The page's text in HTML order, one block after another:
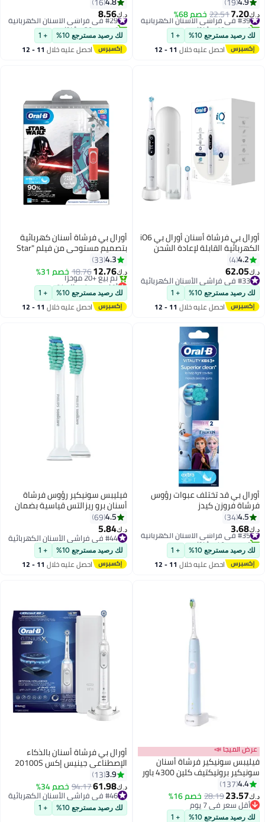
أسنان لتبييض الأسنان
د.ك‏7.20
22.51خصم 68% #39 في فراشي الأسنان الكهربائية
تم بيع +10 مؤخرًا
#39 في فراشي الأسنان الكهربائية
لك رصيد مسترجع 10% + 1
احصل عليه خلال 11 - 12
د.ك‏8.56
#29 في فراشي الأسنان الكهربائية
تم بيع +20 مؤخرًا
#29 في فراشي الأسنان الكهربائية
لك رصيد مسترجع 10% + 1
احصل عليه خلال 11 - 12
أورال بي فرشاة أسنان أورال بي iO6
الكهربائية القابلة لإعادة الشحن
الإصدار 6N، مصممة بتقنية الذكاء
الاصطناعي والتحكم الأمثل في
الضغط وواجهة LED واتصال بلوتوث
و5 أوضاع تشغيل – أبيض
4.2
4
د.ك‏62.05
#33 في فراشي الأسنان الكهربائية
#33 في فراشي الأسنان الكهربائية
لك رصيد مسترجع 10% + 1
احصل عليه خلال 11 - 12
أورال بي فرشاة أسنان كهربائية
بتصميم مستوحى من فيلم "Star
Wars" مع حقيبة للسفر أحمر
4.3
33
د.ك‏12.76
18.76خصم 31%
أقل سعر في السنة
باقي 1 وحدات في المخزون
تم بيع +20 مؤخرًا
أقل سعر في السنة
لك رصيد مسترجع 10% + 1
احصل عليه خلال 11 - 12
أورال بي قد تختلف عبوات رؤوس
فرشاة فروزن كيدز
4.5
34
د.ك‏3.68
#35 في فراشي الأسنان الكهربائية
تم بيع +40 مؤخرًا
#35 في فراشي الأسنان الكهربائية
لك رصيد مسترجع 10% + 1
احصل عليه خلال 11 - 12
فيليبس سونيكير رؤوس فرشاة
أسنان برو ريزالتس قياسية بضمان
سنتين
4.5
69
د.ك‏5.84
#44 في فراشي الأسنان الكهربائية
#44 في فراشي الأسنان الكهربائية
لك رصيد مسترجع 10% + 1
احصل عليه خلال 11 - 12
عرض الميجا 📣
فيليبس سونيكير فرشاة أسنان
سونيكير بروتيكتيف كلين 4300 باور
باللون الأزرق أزرق
4.4
137
د.ك‏23.57
28.19خصم 16%
أقل سعر في 7 يوم
أقل سعر في 7 يوم
لك رصيد مسترجع 10% + 1
أورال بي فرشاة أسنان بالذكاء
الإصطناعي جينيس إكس 20100S
قابلة للشحن أبيض
3.9
13
د.ك‏61.98
94.17خصم 34%
#46 في فراشي الأسنان الكهربائية
#46 في فراشي الأسنان الكهربائية
لك رصيد مسترجع 10% + 1